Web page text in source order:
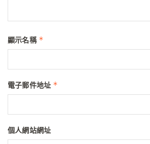
顯示名稱 *
電子郵件地址 *
個人網站網址